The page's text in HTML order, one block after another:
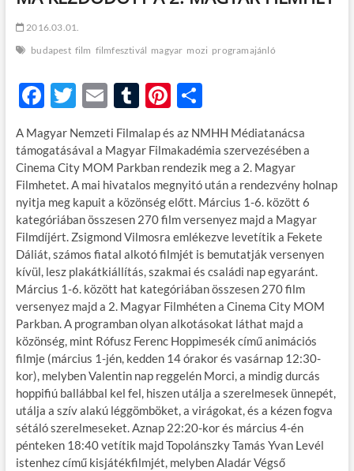
2016.03.01.
budapest film filmfesztivál magyar mozi programajánló
F
e
b
o
o
k
T
itt
er
E
ail
T
m
bl
r
Pi
er
es
t
O
za
m
e
g
A Magyar Nemzeti Filmalap és az NMHH Médiatanácsa
támogatásával a Magyar Filmakadémia szervezésében a
Cinema City MOM Parkban rendezik meg a 2. Magyar
Filmhetet. A mai hivatalos megnyitó után a rendezvény holnap
nyitja meg kapuit a közönség előtt. Március 1-6. között 6
kategóriában összesen 270 film versenyez majd a Magyar
Filmdíjért. Zsigmond Vilmosra emlékezve levetítik a Fekete
Dáliát, számos fiatal alkotó filmjét is bemutatják versenyen
kívül, lesz plakátkiállítás, szakmai és családi nap egyaránt.
Március 1-6. között hat kategóriában összesen 270 film
versenyez majd a 2. Magyar Filmhéten a Cinema City MOM
Parkban. A programban olyan alkotásokat láthat majd a
közönség, mint Rófusz Ferenc Hoppimesék című animációs
filmje (március 1-jén, kedden 14 órakor és vasárnap 12:30-
kor), melyben Valentin nap reggelén Morci, a mindig durcás
hoppifiú ballábbal kel fel, hiszen utálja a szerelmesek ünnepét,
utálja a szív alakú léggömböket, a virágokat, és a kézen fogva
sétáló szerelmeseket. Aznap 22:20-kor és március 4-én
pénteken 18:40 vetítik majd Topolánszky Tamás Yvan Levél
istenhez című kisjátékfilmjét, melyben Aladár Végső